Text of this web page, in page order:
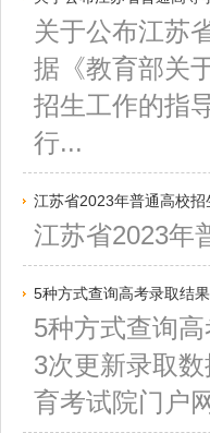
关于公布江苏
据《教育部关
招生工作的指
行...
江苏省2023年普通高校
江苏省2023年
5种方式查询高考录取结果
5种方式查询
3次更新录取
育考试院门户